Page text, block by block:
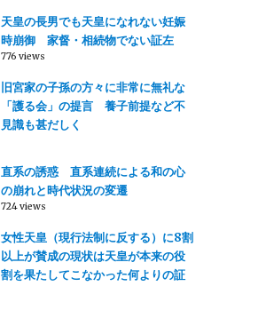
天皇の長男でも天皇になれない妊娠
時崩御 家督・相続物でない証左
776 views
旧宮家の子孫の方々に非常に無礼な
「護る会」の提言 養子前提など不
見識も甚だしく
直系の誘惑 直系連続による和の心
の崩れと時代状況の変遷
724 views
女性天皇（現行法制に反する）に8割
以上が賛成の現状は天皇が本来の役
割を果たしてこなかった何よりの証